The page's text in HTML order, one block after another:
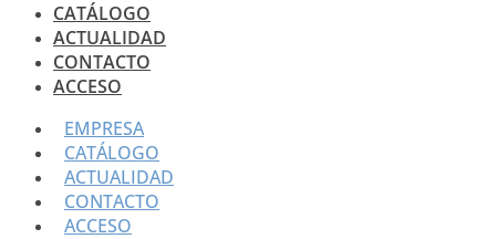
CATÁLOGO
ACTUALIDAD
CONTACTO
ACCESO
EMPRESA
CATÁLOGO
ACTUALIDAD
CONTACTO
ACCESO